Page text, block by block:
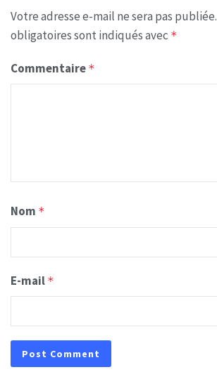
Votre adresse e-mail ne sera pas publiée.
obligatoires sont indiqués avec *
Commentaire *
Nom *
E-mail *